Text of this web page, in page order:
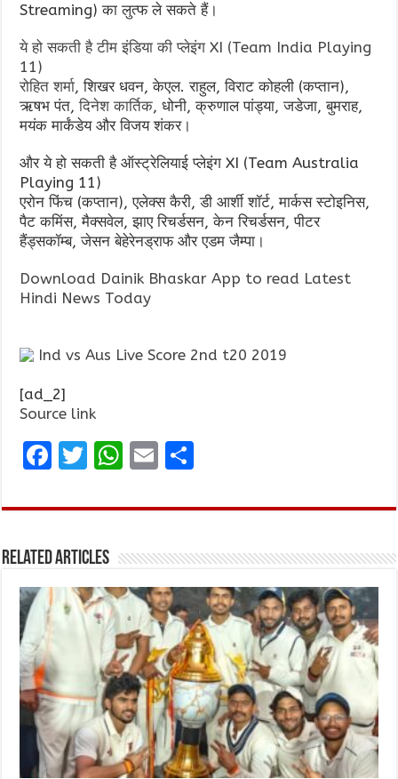
Streaming) का लुत्फ ले सकते हैं।
ये हो सकती है टीम इंडिया की प्लेइंग XI (Team India Playing
11)
रोहित शर्मा, शिखर धवन, केएल. राहुल, विराट कोहली (कप्तान),
ऋषभ पंत,दिनेश कार्तिक, धोनी, क्रुणाल पांड्या, जडेजा, बुमराह,
मयंक मार्कंडेय और विजय शंकर।
और ये हो सकती है ऑस्ट्रेलियाई प्लेइंग XI (Team Australia
Playing 11)
एरोन फिंच (कप्तान), एलेक्स कैरी, डी आर्शी शॉर्ट, मार्कस स्टोइनिस,
पैट कमिंस, मैक्सवेल, झाए रिचर्डसन, केन रिचर्डसन, पीटर
हैंड्सकॉम्ब, जेसन बेहेरेनड्राफ और एडम जैम्पा।
Download Dainik Bhaskar App to read Latest
Hindi News Today
Ind vs Aus Live Score 2nd t20 2019
[ad_2]
Source link
F
ce
o
o
k
T
it
r
W
at
A
p
p
E
ai ar
Related Articles